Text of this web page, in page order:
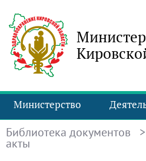
Министерство
Библиотека документов
акты